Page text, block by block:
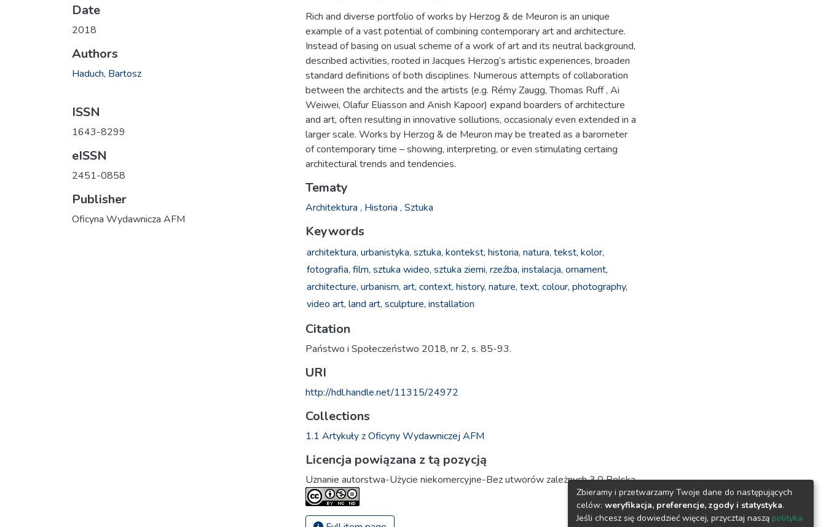
Date
2018
Authors
Haduch, Bartosz
ISSN
1643-8299
eISSN
2451-0858
Publisher
Oficyna Wydawnicza AFM
Rich and diverse portfolio of works by Herzog & de Meuron is an unique
example of a vast potential of combining contemporary art and architecture.
Instead of basing on usual scheme of a work of art and its neutral background,
described activities, rooted in Jacques Herzog’s artistic experiences, broaden
standard definitions of both disciplines. Numerous attempts of collaboration
between the architects and the artists (e.g. Rémy Zaugg, Thomas Ruff , Ai
Weiwei, Olafur Eliasson and Anish Kapoor) expand boarders of architecture
and art, often resulting in innovative sollutions, occasionaly even extended in a
larger scale. Works by Herzog & de Meuron may be treated as a barometer
of contemporary time – showing, interpreting, or even stimulating certaing
architectural trends and tendencies.
Tematy
Architektura , Historia , Sztuka
Keywords
architektura, urbanistyka, sztuka, kontekst, historia, natura, tekst, kolor,
fotografia, film, sztuka wideo, sztuka ziemi, rzeźba, instalacja, ornament,
architecture, urbanism, art, context, history, nature, text, colour, photography,
video art, land art, sculpture, installation
Citation
Państwo i Społeczeństwo 2018, nr 2, s. 85-93.
URI
http://hdl.handle.net/11315/24972
Collections
1.1 Artykuły z Oficyny Wydawniczej AFM
Licencja powiązana z tą pozycją
Uznanie autorstwa-Użycie niekomercyjne-Bez utworów zależnych 3.0 Polska
Zbieramy i przetwarzamy Twoje dane do następujących
celów: weryfikacja, preferencje, zgody i statystyka.
Jeśli chcesz się dowiedzieć więcej, przycztaj naszą polityka